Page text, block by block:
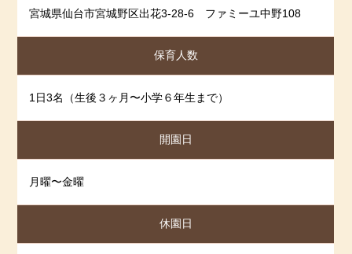
2023/05/11 紹介
「令和5年5月保健だより」を更新しました。
「 令和5年4月ほけんだより 」を更新しました。
2021/06/21 紹介
2021/05/07
宮城県仙台市宮城野区出花3-28-6 ファミーユ中野108
保育人数
1日3名（生後３ヶ月〜小学６年生まで）
開園日
月曜〜金曜
休園日